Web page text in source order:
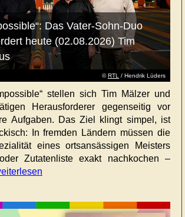
©RTL / Hendrik Lüders
Das Vater-Sohn-Duo
heute (02.08.2026) Tim
stellen sich Tim Mälzer und
Herausforderer gegenseitig vor
Aufgaben. Das Ziel klingt simpel, ist
In fremden Ländern müssen die
eines ortsansässigen Meisters
Zutatenliste exakt nachkochen –